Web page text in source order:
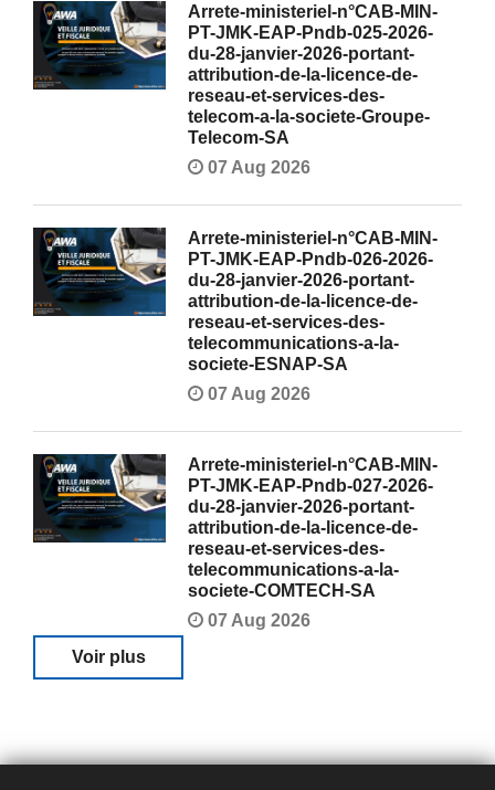
Arrete-ministeriel-n°CAB-MIN-
PT-JMK-EAP-Pndb-025-2026-
du-28-janvier-2026-portant-
attribution-de-la-licence-de-
reseau-et-services-des-
telecom-a-la-societe-Groupe-
Telecom-SA
07 Aug 2026
Arrete-ministeriel-n°CAB-MIN-
PT-JMK-EAP-Pndb-026-2026-
du-28-janvier-2026-portant-
attribution-de-la-licence-de-
reseau-et-services-des-
telecommunications-a-la-
societe-ESNAP-SA
07 Aug 2026
Arrete-ministeriel-n°CAB-MIN-
PT-JMK-EAP-Pndb-027-2026-
du-28-janvier-2026-portant-
attribution-de-la-licence-de-
reseau-et-services-des-
telecommunications-a-la-
societe-COMTECH-SA
07 Aug 2026
Voir plus